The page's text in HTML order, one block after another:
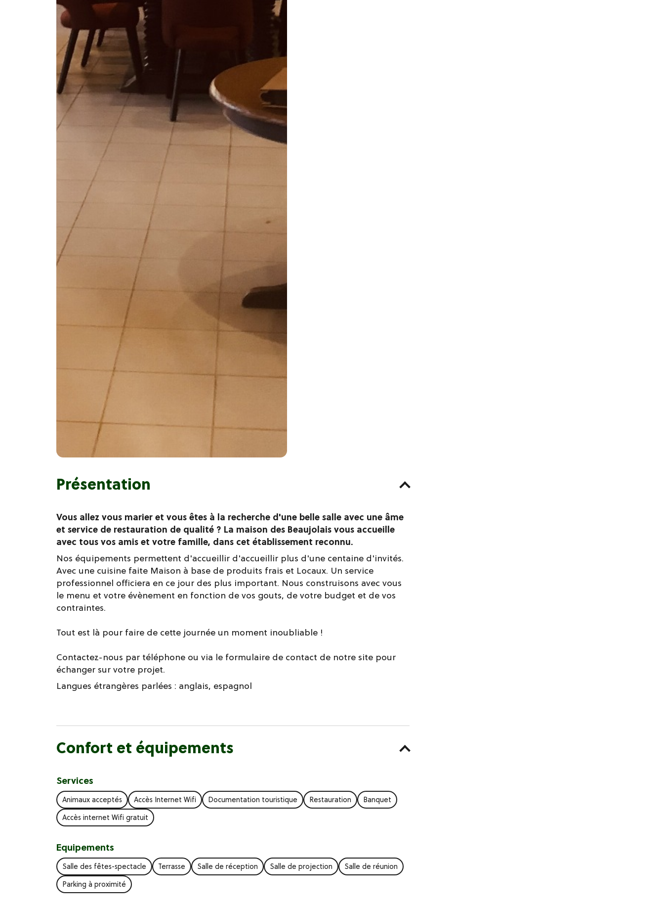
Présentation
Vous allez vous marier et vous êtes à la recherche d'une belle salle avec une âme
et service de restauration de qualité ? La maison des Beaujolais vous accueille
avec tous vos amis et votre famille, dans cet établissement reconnu.
Nos équipements permettent d'accueillir d'accueillir plus d'une centaine d'invités.
Avec une cuisine faite Maison à base de produits frais et Locaux. Un service
professionnel officiera en ce jour des plus important. Nous construisons avec vous
le menu et votre évènement en fonction de vos gouts, de votre budget et de vos
contraintes.
Tout est là pour faire de cette journée un moment inoubliable !
Contactez-nous par téléphone ou via le formulaire de contact de notre site pour
échanger sur votre projet.
Langues étrangères parlées : anglais espagnol
Confort et équipements
Services
Animaux acceptés Accès Internet Wifi Documentation touristique Restauration
Banquet
Accès internet Wifi gratuit
Equipements
Salle des fêtes-spectacle Terrasse Salle de réception Salle de projection
Salle de réunion
Parking à proximité